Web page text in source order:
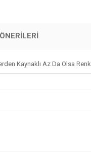
Kaynaklı Az Da Olsa